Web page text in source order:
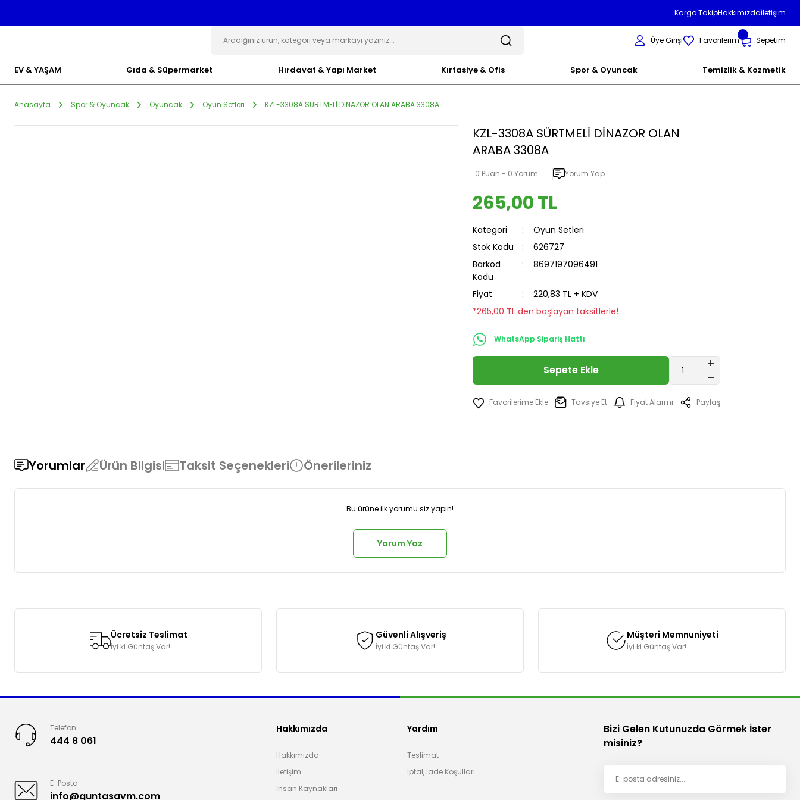
Kargo TakipHakkımızdaİletişim
Üye Girişi Favorilerim Sepetim
EV & YAŞAM Gıda & Süpermarket Hırdavat & Yapı Market Kırtasiye & Ofis Spor & Oyuncak Temizlik & Kozmetik
Anasayfa Spor & Oyuncak Oyuncak Oyun Setleri KZL-3308A SÜRTMELİ DİNAZOR OLAN ARABA 3308A
KZL-3308A SÜRTMELİ DİNAZOR OLAN
ARABA 3308A
0 Puan - 0 Yorum Yorum Yap
265,00 TL
Kategori
Oyun Setleri
Stok Kodu
626727
Barkod
Kodu
8697197096491
Fiyat
220,83 TL + KDV
*265,00 TL den başlayan taksitlerle!
WhatsApp Sipariş Hattı
Sepete Ekle
Tavsiye Et Fiyat Alarmı Paylaş
Yorumlar Ürün Bilgisi Taksit Seçenekleri Önerileriniz
Bu ürüne ilk yorumu siz yapın!
Yorum Yaz
Ürün resmi kalitesiz, bozuk veya görüntülenemiyor.
Ürün açıklamasında eksik bilgiler bulunuyor.
Ürün bilgilerinde hatalar bulunuyor.
Ücretsiz Teslimat
İyi ki Güntaş Var!
Güvenli Alışveriş
İyi ki Güntaş Var!
Müşteri Memnuniyeti
İyi ki Güntaş Var!
Telefon
444 8 061
E-Posta
info@guntasavm.com
Hakkımızda
Hakkımızda
İletişim
İnsan Kaynakları
Yardım
Teslimat
İptal, İade Koşulları
Bizi Gelen Kutunuzda Görmek İster
misiniz?